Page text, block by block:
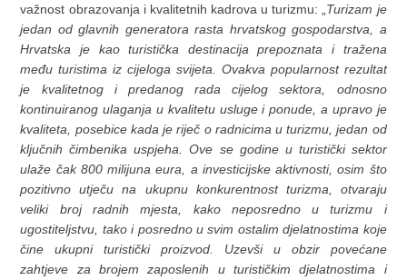
važnost obrazovanja i kvalitetnih kadrova u turizmu: „Turizam je
jedan od glavnih generatora rasta hrvatskog gospodarstva, a
Hrvatska je kao turistička destinacija prepoznata i tražena
među turistima iz cijeloga svijeta. Ovakva popularnost rezultat
je kvalitetnog i predanog rada cijelog sektora, odnosno
kontinuiranog ulaganja u kvalitetu usluge i ponude, a upravo je
kvaliteta, posebice kada je riječ o radnicima u turizmu, jedan od
ključnih čimbenika uspjeha. Ove se godine u turistički sektor
ulaže čak 800 milijuna eura, a investicijske aktivnosti, osim što
pozitivno utječu na ukupnu konkurentnost turizma, otvaraju
veliki broj radnih mjesta, kako neposredno u turizmu i
ugostiteljstvu, tako i posredno u svim ostalim djelatnostima koje
čine ukupni turistički proizvod. Uzevši u obzir povećane
zahtjeve za brojem zaposlenih u turističkim djelatnostima i